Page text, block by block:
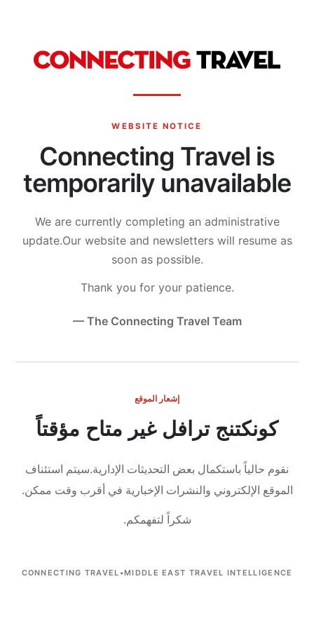
WEBSITE NOTICE
Connecting Travel is
temporarily unavailable
We are currently completing an administrative
update.Our website and newsletters will resume as
soon as possible.
Thank you for your patience.
— The Connecting Travel Team
إشعار الموقع
كونكتنج ترافل غير متاح مؤقتاً
نقوم حالياً باستكمال بعض التحديثات الإدارية.سيتم استئناف
الموقع الإلكتروني والنشرات الإخبارية في أقرب وقت ممكن.
شكراً لتفهمكم.
CONNECTING TRAVEL •MIDDLE EAST TRAVEL INTELLIGENCE